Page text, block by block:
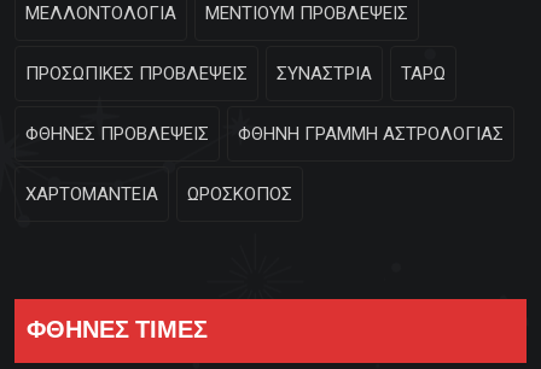
ΜΕΛΛΟΝΤΟΛΟΓΙΑ ΜΕΝΤΙΟΥΜ ΠΡΟΒΛΕΨΕΙΣ
ΠΡΟΣΩΠΙΚΕΣ ΠΡΟΒΛΕΨΕΙΣ ΣΥΝΑΣΤΡΙΑ ΤΑΡΩ
ΦΘΗΝΕΣ ΠΡΟΒΛΕΨΕΙΣ ΦΘΗΝΗ ΓΡΑΜΜΗ ΑΣΤΡΟΛΟΓΙΑΣ
ΧΑΡΤΟΜΑΝΤΕΙΑ ΩΡΟΣΚΟΠΟΣ
ΦΘΗΝΕΣ ΤΙΜΕΣ